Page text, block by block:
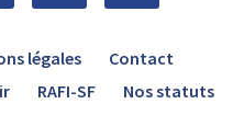
légales
Contact
RAFI-SF Nos statuts